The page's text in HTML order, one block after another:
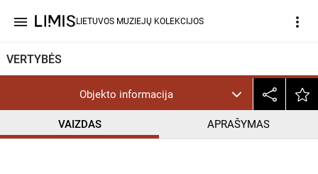
menu LIETUVOS MUZIEJŲ KOLEKCIJOS more_vert
VERTYBĖS
Objekto informacija
VAIZDAS APRAŠYMAS
CC BY help_outline